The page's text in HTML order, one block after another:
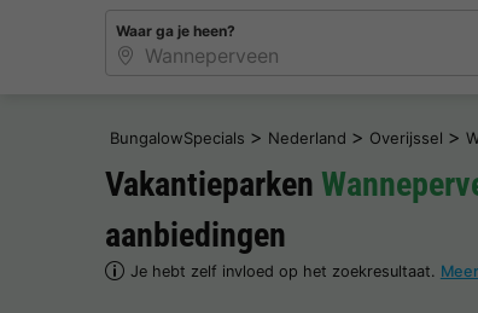
Waar ga je heen?
BungalowSpecials > Nederland > Overijssel >
Vakantieparken
aanbiedingen
Je hebt zelf invloed op het zoekresultaat.